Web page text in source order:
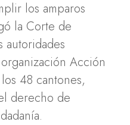
los amparos
la Corte de
autoridades
Acción
48 cantones,
derecho de